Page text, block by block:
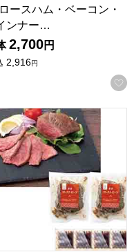
入りに登録する
ロースハム・ベーコン・
ンナー…
2,700円
2,916円
ち豚の粗挽き生ハンバ
赤城牛のとりやま 赤城